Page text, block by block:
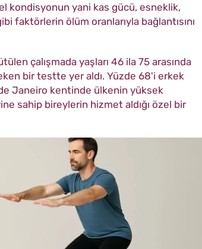
kondisyonun yani kas gücü, esneklik,
faktörlerin ölüm oranlarıyla bağlantısını
çalışmada yaşları 46 ila 75 arasında
bir testte yer aldı. Yüzde 68'i erkek
de Janeiro kentinde ülkenin yüksek
sahip bireylerin hizmet aldığı özel bir